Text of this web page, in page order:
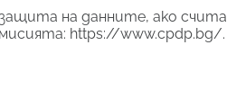
на данните, ако
https://www.cpdp.bg/.